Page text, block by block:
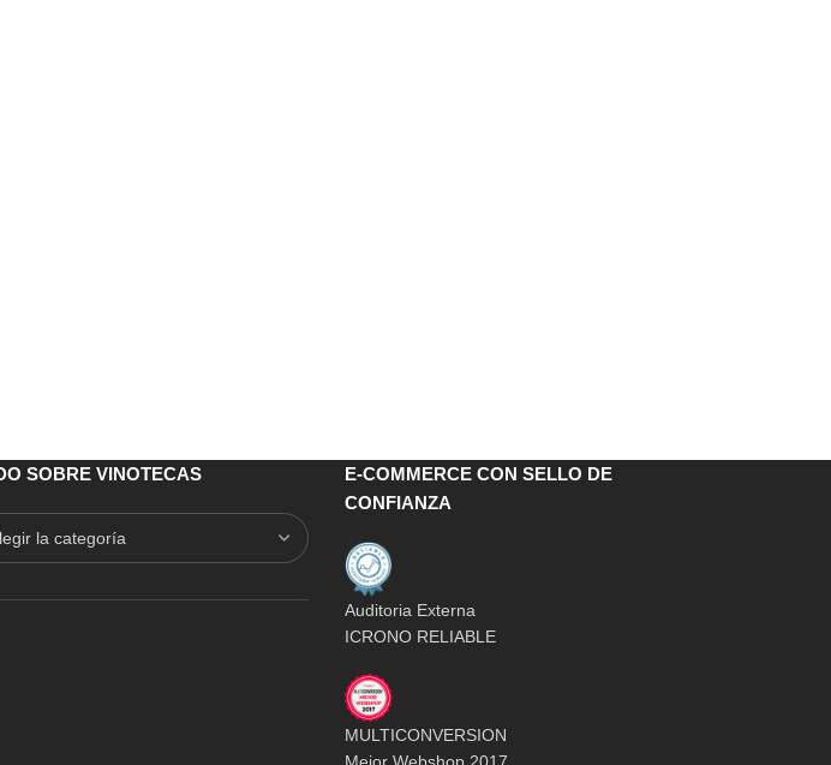
SOBRE VINOTECAS
E-COMMERCE CON SELLO DE
CONFIANZA
Auditoria Externa
ICRONO RELIABLE
MULTICONVERSION
Mejor Webshop 2017